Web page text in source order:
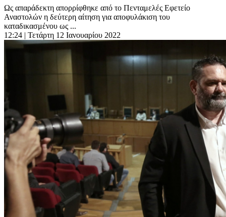
Ως απαράδεκτη απορρίφθηκε από το Πενταμελές Εφετείο
Αναστολών η δεύτερη αίτηση για αποφυλάκιση του
καταδικασμένου ως ...
12:24 | Τετάρτη 12 Ιανουαρίου 2022